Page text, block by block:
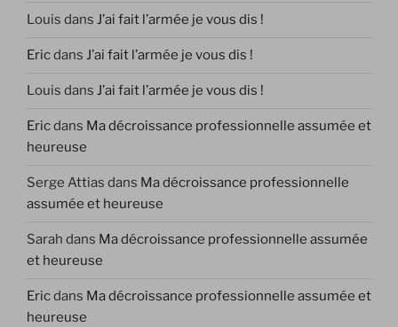
Louis dans J’ai fait l’armée je vous dis !
Ericdans J’ai fait l’armée je vous dis !
Louis dans J’ai fait l’armée je vous dis !
Ericdans Ma décroissance professionnelle assumée et
heureuse
Serge Attias dans Ma décroissance professionnelle
assumée et heureuse
Sarah dans Ma décroissance professionnelle assumée
et heureuse
Ericdans Ma décroissance professionnelle assumée et
heureuse